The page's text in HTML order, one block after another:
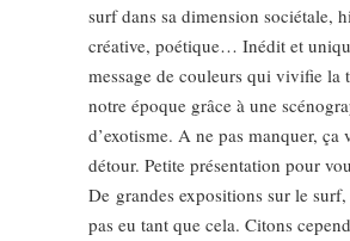
surf dans sa dimension sociétale,
créative, poétique… Inédit et
message de couleurs qui vivifie la
notre époque grâce à une
d’exotisme. A ne pas manquer, ça
détour. Petite présentation pour
De grandes expositions sur le surf,
pas eu tant que cela. Citons